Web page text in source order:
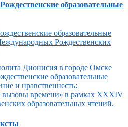
образовательные
Дионисия в городе Омске
образовательные
и нравственность:
вызовы времени» в рамках XXXIV
образовательных чтений.